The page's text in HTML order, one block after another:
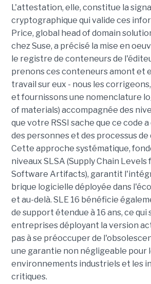
L'attestation, elle, constitue la
cryptographique qui valide ces
Price, global head of domain
chez Suse, a précisé la mise en
le registre de conteneurs de
prenons ces conteneurs amont et
travail sur eux - nous les
et fournissons une nomenclature
of materials) accompagnée des
que votre RSSI sache que ce code
des personnes et des processus de
Cette approche systématique,
niveaux SLSA (Supply Chain Levels
Software Artifacts), garantit
brique logicielle déployée dans
et au-delà. SLE 16 bénéficie
de support étendue à 16 ans, ce qui
entreprises déployant la version
pas à se préoccuper de
une garantie non négligeable pour
environnements industriels et les
critiques.